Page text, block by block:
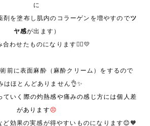
に
剤を塗布し肌内のコラーゲンを増やすのでツ
ヤ感が出ます）
合わせたものになります💁‍♀️💛
前に表面麻酔（麻酔クリーム）をするので
はほとんどありません👌✨
いく際の灼熱感や痛みの感じ方には個人差
があります😣
ど効果の実感が得やすいものになります😊🧡